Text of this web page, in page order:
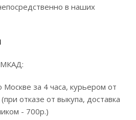
в наших
МКАД:
Москве за 4 часа, курьером от
отказе от выкупа, доставка
- 700р.)